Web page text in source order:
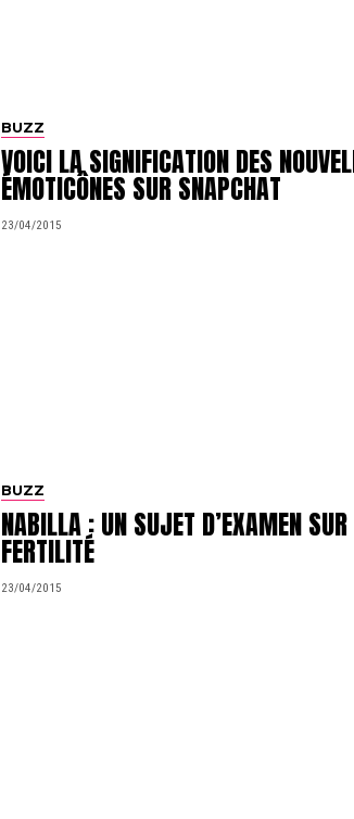
BUZZ
VOICI LA SIGNIFICATION DES
ÉMOTICÔNES SUR SNAPCHAT
23/04/2015
BUZZ
NABILLA : UN SUJET D’EXAMEN
FERTILITÉ
23/04/2015